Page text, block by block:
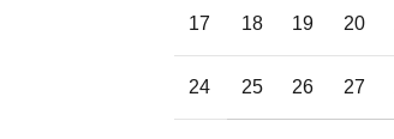
17 18 19 20
24 25 26 27